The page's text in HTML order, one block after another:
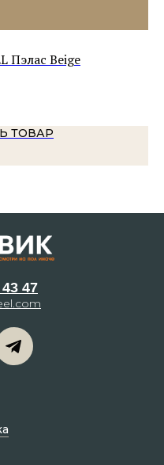
Пэлас Beige
ТОВАР
47